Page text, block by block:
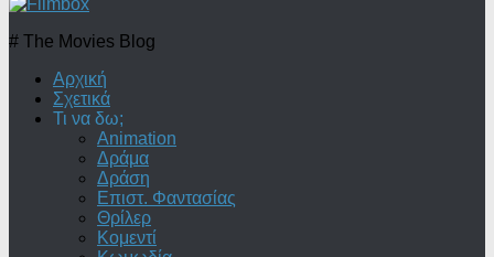
# The Movies Blog
Αρχική
Σχετικά
Τι να δω;
Animation
Δράμα
Δράση
Επιστ. Φαντασίας
Θρίλερ
Κομεντί